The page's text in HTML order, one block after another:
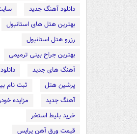
دانلود آهنگ جدید
بهترین هتل های استانبول
رزرو هتل استانبول
بهترین جراح بینی ترمیمی
آهنگ های جدید
پرشین هتل
ثبت نام
آهنگ جدید
مزایده
خرید بلیط استخر
قیمت ورق آهن پرایس